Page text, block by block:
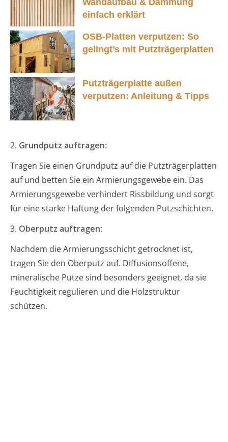
Wandaufbau & Dämmung
einfach erklärt
OSB-Platten verputzen: So
gelingt’s mit Putzträgerplatten
Putzträgerplatte außen
verputzen: Anleitung & Tipps
2. Grundputz auftragen:
Tragen Sie einen Grundputz auf die Putzträgerplatten
auf und betten Sie ein Armierungsgewebe ein. Das
Armierungsgewebe verhindert Rissbildung und sorgt
für eine starke Haftung der folgenden Putzschichten.
3. Oberputz auftragen:
Nachdem die Armierungsschicht getrocknet ist,
tragen Sie den Oberputz auf. Diffusionsoffene,
mineralische Putze sind besonders geeignet, da sie
Feuchtigkeit regulieren und die Holzstruktur
schützen.